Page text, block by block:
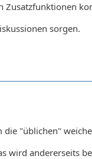
Zusatzfunktionen
sorgen.
"üblichen"
wird andererseits